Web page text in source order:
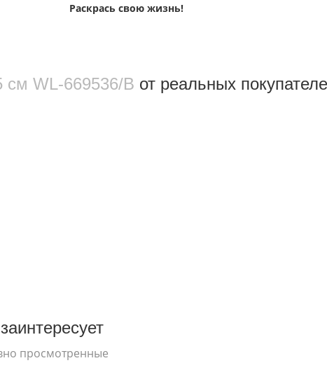
Раскрась свою жизнь!
WL‑669536/B от реальных
просмотренные